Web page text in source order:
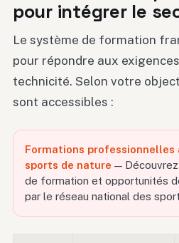
pour intégrer le
Le système de formation
pour répondre aux
technicité. Selon votre
sont accessibles :
Formations professionnelles
sports de nature —
de formation et opportunités
par le réseau national des